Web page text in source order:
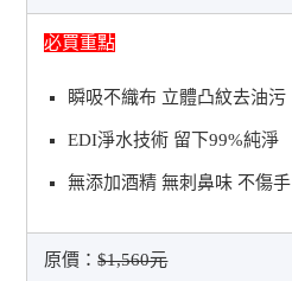
必買重點
瞬吸不織布 立體凸紋去油污
EDI淨水技術 留下99%純淨
無添加酒精 無刺鼻味 不傷手
原價：$1,560元